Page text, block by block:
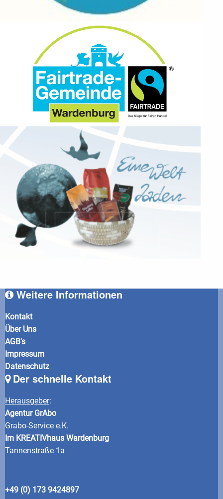
Weitere Informationen
Kontakt
Über Uns
AGB's
Impressum
Datenschutz
Der schnelle Kontakt
Herausgeber:
Agentur GrAbo
Grabo-Service e.K.
Im KREATIVhaus Wardenburg
Tannenstraße 1a
+49 (0) 173 9424897